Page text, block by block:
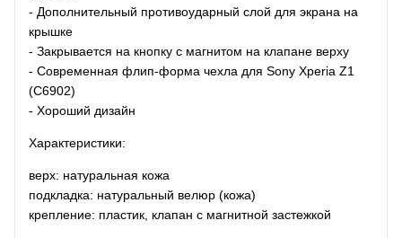
- Дополнительный противоударный слой для экрана на
крышке
- Закрывается на кнопку с магнитом на клапане верху
- Современная флип-форма чехла для Sony Xperia Z1
(C6902)
- Хороший дизайн
Характеристики:
верх: натуральная кожа
подкладка: натуральный велюр (кожа)
крепление: пластик, клапан с магнитной застежкой